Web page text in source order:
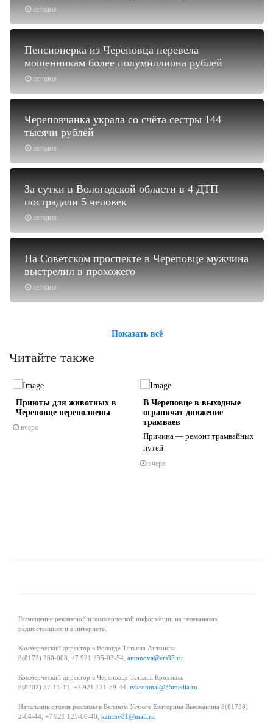
сегодня
сегодня
Пенсионерка из Череповца перевела
мошенникам более полумиллиона рублей
сегодня
Череповчанка украла со счёта сестры 144
тысячи рублей
сегодня
За сутки в Вологодской области в 4 ДТП
пострадали 5 человек
сегодня
На Советском проспекте в Череповце мужчина
выстрелил в прохожего
Показать всё
Читайте также
Приюты для животных в
Череповце переполнены
вчера
В Череповце в выходные
ограничат движение
трамваев
Причина — ремонт трамвайных
путей
вчера
Размещение рекламной и коммерческой информации на телеканалах,
радиостанциях и в интернете.
Коммерческий директор в Вологде Татьяна Антонова
8(8172) 280-003, +7 921 235-03-54, antonova@ers35.ru
Коммерческий директор в Череповце Татьяна Крохмаль
8(8202) 57-11-11, +7 921 121-59-44, tvkrohmal@35media.ru
Начальник отдела рекламы в Великом Устюге Екатерина Вьюжанина 8(81738)
2-04-44, +7 921 125-06-40, katrinv81@mail.ru